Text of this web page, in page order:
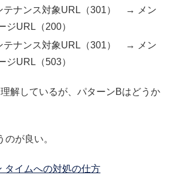
テナンス対象URL（301） → メン
ジURL（200）
テナンス対象URL（301） → メン
ジURL（503）
解しているが、パターンBはどうか
が良い。
タイムへの対処の仕方